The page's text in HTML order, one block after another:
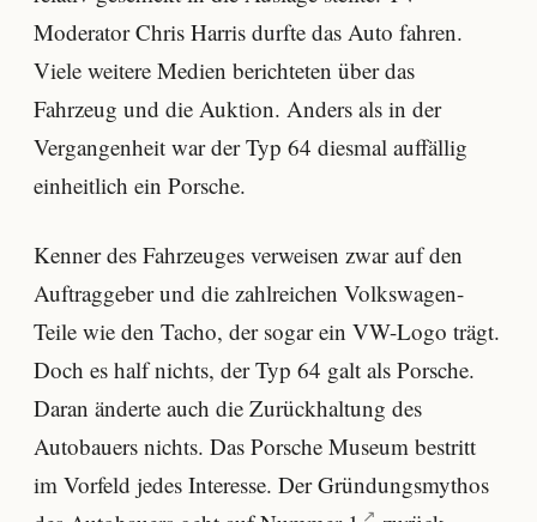
Moderator Chris Harris durfte das Auto fahren.
Viele weitere Medien berichteten über das
Fahrzeug und die Auktion. Anders als in der
Vergangenheit war der Typ 64 diesmal auffällig
einheitlich ein Porsche.
Kenner des Fahrzeuges verweisen zwar auf den
Auftraggeber und die zahlreichen Volkswagen-
Teile wie den Tacho, der sogar ein VW-Logo trägt.
Doch es half nichts, der Typ 64 galt als Porsche.
Daran änderte auch die Zurückhaltung des
Autobauers nichts. Das Porsche Museum bestritt
im Vorfeld jedes Interesse. Der Gründungsmythos